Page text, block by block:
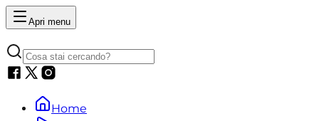
Apri menu
Home